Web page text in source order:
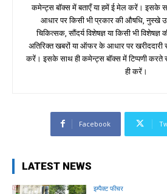
कमेन्ट्स बॉक्स में बताएँ या हमें ई मेल करें। इसके
आधार पर किसी भी प्रकार की औषधि, नुस्खे
चिकित्सक, सौंदर्य विशेषज्ञ या किसी भी
अतिरिक्त खबरों या ऑफर के आधार पर
करें। इसके साथ ही कमेन्ट्स बॉक्स में टिप्पणी करते
ही करें।
Facebook
LATEST NEWS
इम्पैक्ट फीचर